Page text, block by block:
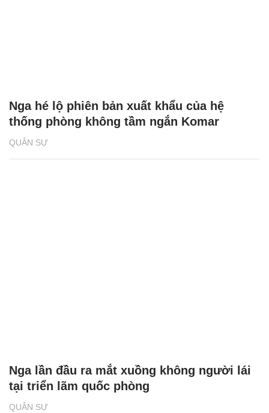
QUÂN SỰ
Nga hé lộ phiên bản xuất khẩu của hệ
thống phòng không tầm ngắn Komar
QUÂN SỰ
Nga lần đầu ra mắt xuồng không người lái
tại triển lãm quốc phòng